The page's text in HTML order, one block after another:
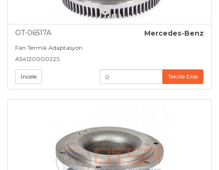
OT-06517A Mercedes-Benz
Fan Termik Adaptasyon
A5412000022S
İncele Teklife Ekle